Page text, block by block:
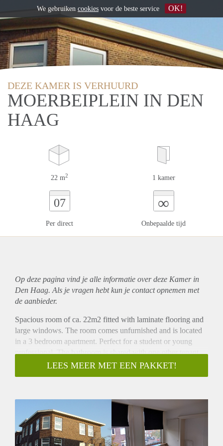
DEZE KAMER IS VERHUURD
MOERBEIPLEIN IN DEN
HAAG
22 m2 1 kamer
07
Per direct
∞
Onbepaalde tijd
Op deze pagina vind je alle informatie over deze Kamer in
Den Haag. Als je vragen hebt kun je contact opnemen met
de aanbieder.
Spacious room of ca. 22m2 fitted with laminate flooring and
large windows. The room comes unfurnished and is located
in a 3 bedroom apartment. Perfect for a student or young
professional. The bathroom is shared with one other tenant
and the kitchen with a stove, fridge, sink and storage space.
Separate toilet. Washing machine available as well.
Appelstraat. Tram lines 2 and 3 as well as bus line 21 and 23
can be found close by to the house. Excellent shops, fitness
and sauna facilities and supermarket within walking distance.
Nearby International School of The Hague and the dunes and
LEES MEER MET EEN PAKKET!
We gebruiken cookies voor de beste service OK!